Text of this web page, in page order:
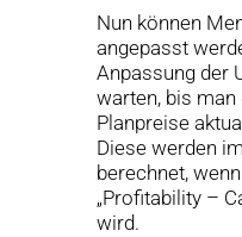
Nun können
angepasst
Anpassung der
warten, bis
Planpreise
Diese werden
berechnet,
„Profitability –
wird.